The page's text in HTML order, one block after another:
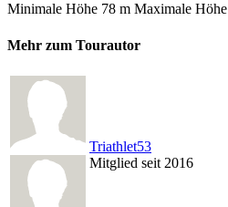
Minimale Höhe 78 m Maximale Höhe
Mehr zum Tourautor
Triathlet53
Mitglied seit 2016